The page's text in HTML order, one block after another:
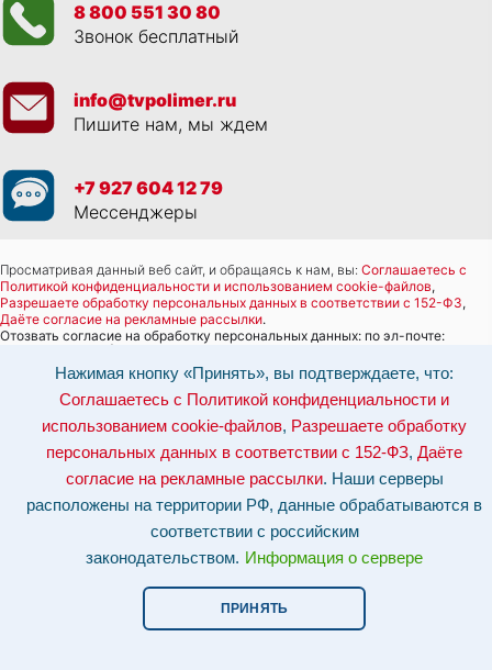
Нажимая кнопку «Принять», вы подтверждаете, что:
Соглашаетесь с Политикой конфиденциальности и
использованием cookie-файлов, Разрешаете обработку
персональных данных в соответствии с 152-ФЗ, Даёте
согласие на рекламные рассылки. Наши серверы
расположены на территории РФ, данные обрабатываются в
соответствии с российским
законодательством. Информация о сервере
ПРИНЯТЬ
8 800 551 30 80
Звонок бесплатный
info@tvpolimer.ru
Пишите нам, мы ждем
+7 927 604 12 79
Мессенджеры
Просматривая данный веб сайт, и обращаясь к нам, вы: Соглашаетесь с
Политикой конфиденциальности и использованием cookie-файлов,
Разрешаете обработку персональных данных в соответствии с 152-ФЗ,
Даёте согласие на рекламные рассылки.
Отозвать согласие на обработку персональных данных: по эл-почте:
Наши серверы расположены на территории РФ, данные обрабатываются в
соответствии с российским законодательством.Информация о сервере и
Сайт носит исключительно информационный характер и не является
). Для уточнения стоимости, условий
оказания услуг и технических характеристик обращайтесь по контактам,
указанным на сайте.